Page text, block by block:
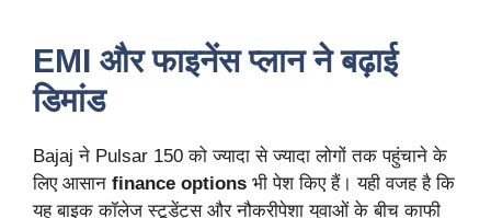
EMI और फाइनेंस प्लान ने बढ़ाई
डिमांड
Bajaj ने Pulsar 150 को ज्यादा से ज्यादा लोगों तक पहुंचाने के
लिए आसान finance options भी पेश किए हैं। यही वजह है कि
यह बाइक कॉलेज स्टूडेंट्स और नौकरीपेशा युवाओं के बीच काफी